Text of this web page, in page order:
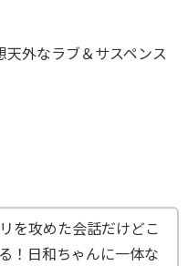
天外なラブ＆サスペンス
を攻めた会話だけどこ
！日和ちゃんに一体な